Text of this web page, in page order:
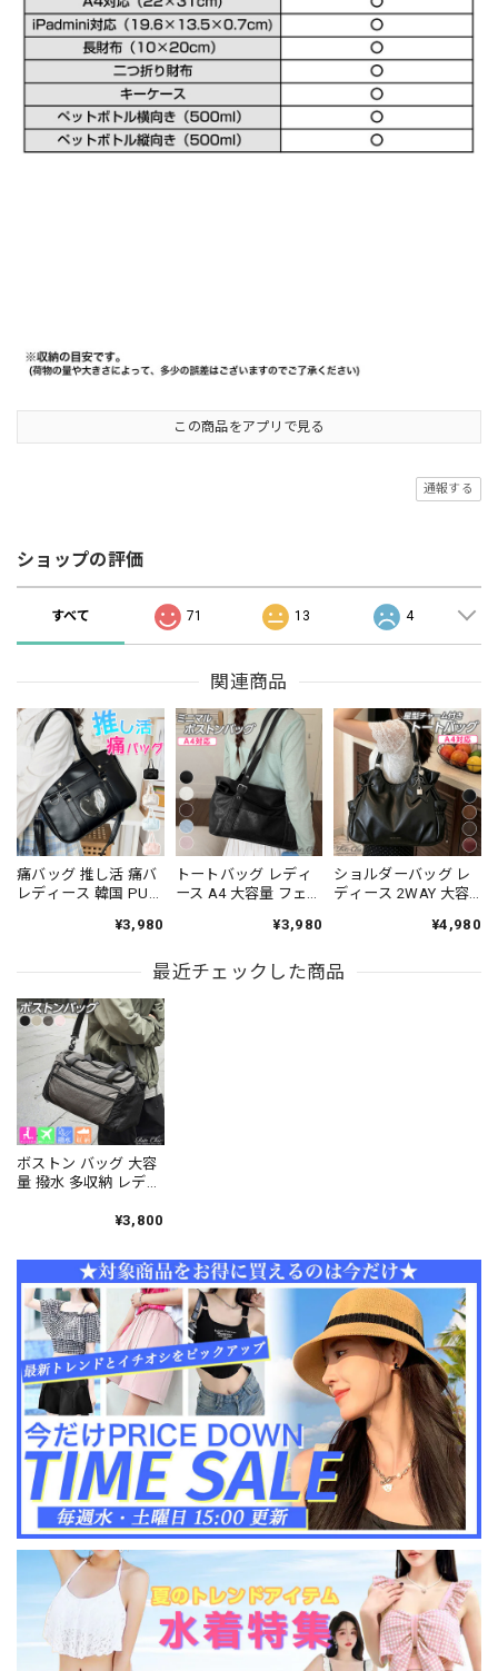
この商品をアプリで見る
通報する
ショップの評価
すべて 71 13 4
関連商品
痛バッグ 推し活 痛バ
レディース 韓国 PUレ
学生 大人 カジュアル
勤 通学 イベント ライ
ット おしゃれ 大人可
愛い 大人女子 [LS-
CGB037]
¥3,980
トートバッグ レディ
ース A4 大容量 フェ
トンバッグ 肩掛け シ
調節可能 通勤 通学 オ
¥3,980
ショルダーバッグ レ
ディース 2WAY 大容
ザー トートバッグ ワ
け 星型チャーム ドロ
¥4,980
最近チェックした商品
ボストン バッグ 大容
量 撥水 多収納 レディ
ーツ 旅行 シューズ収
機内持ち込み キャリ
ーオンバッグ 出張 修
学旅行 大人可愛い 大
人女子 [LS-CGB039]
¥3,800